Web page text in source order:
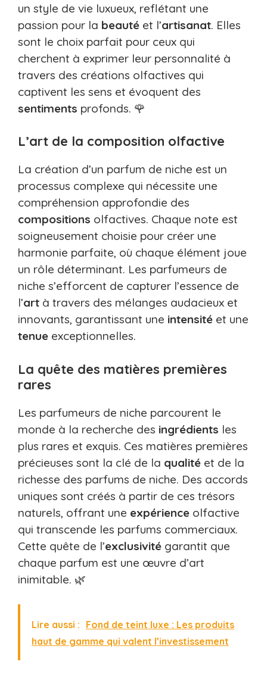
un style de vie luxueux, reflétant une
passion pour la beauté et l’artisanat. Elles
sont le choix parfait pour ceux qui
cherchent à exprimer leur personnalité à
travers des créations olfactives qui
captivent les sens et évoquent des
sentiments profonds. 🌹
L’art de la composition olfactive
La création d’un parfum de niche est un
processus complexe qui nécessite une
compréhension approfondie des
compositions olfactives. Chaque note est
soigneusement choisie pour créer une
harmonie parfaite, où chaque élément joue
un rôle déterminant. Les parfumeurs de
niche s’efforcent de capturer l’essence de
l’art à travers des mélanges audacieux et
innovants, garantissant une intensité et une
tenue exceptionnelles.
La quête des matières premières
rares
Les parfumeurs de niche parcourent le
monde à la recherche des ingrédients les
plus rares et exquis. Ces matières premières
précieuses sont la clé de la qualité et de la
richesse des parfums de niche. Des accords
uniques sont créés à partir de ces trésors
naturels, offrant une expérience olfactive
qui transcende les parfums commerciaux.
Cette quête de l’exclusivité garantit que
chaque parfum est une œuvre d’art
inimitable. 🌿
Lire aussi : Fond de teint luxe : Les produits
haut de gamme qui valent l’investissement